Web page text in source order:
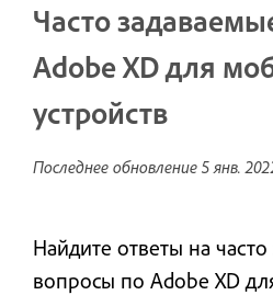
Часто
Adobe XD для
устройств
Последнее обновление 5 янв.
Найдите ответы на
вопросы по Adobe XD